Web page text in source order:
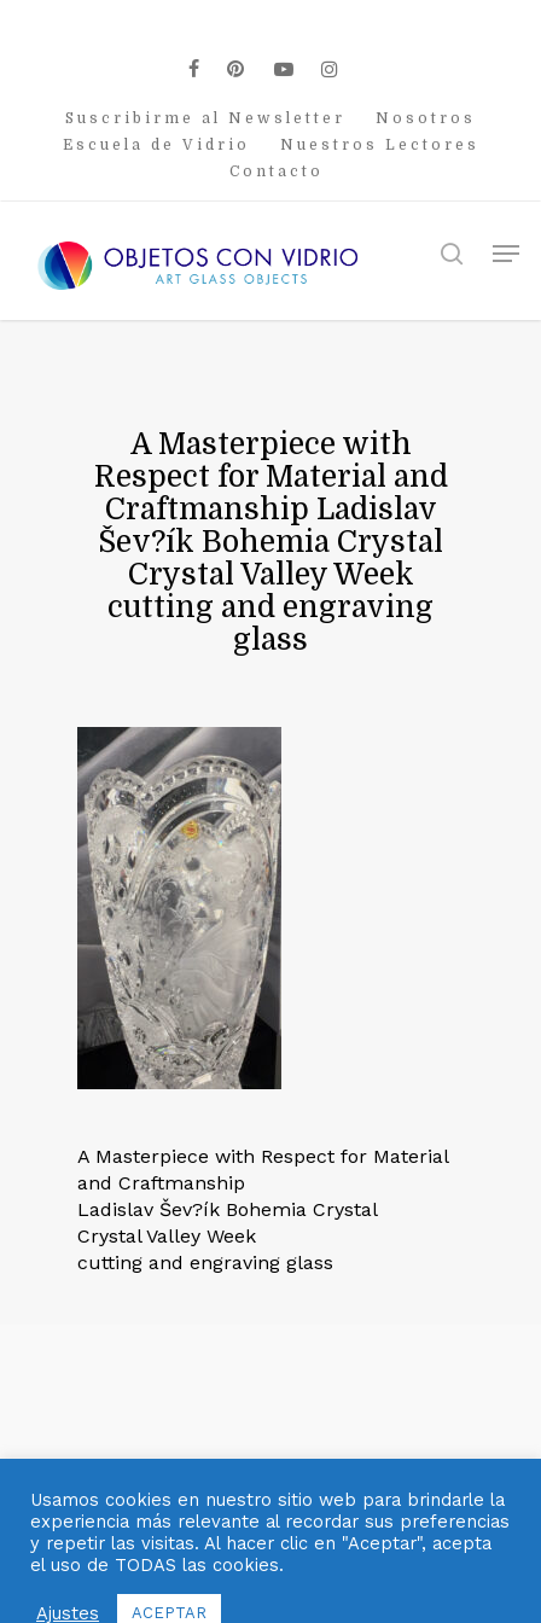
facebook
pinterest
youtubeinstagram
Suscribirme al Newsletter
Nosotros
Escuela de Vidrio
Nuestros Lectores
Contacto
search
A Masterpiece with
Respect for Material and
Craftmanship Ladislav
Šev?ík Bohemia Crystal
Crystal Valley Week
cutting and engraving
glass
A Masterpiece with Respect for Material
and Craftmanship
Ladislav Šev?ík Bohemia Crystal
Crystal Valley Week
cutting and engraving glass
© 2007- 2025 OBJETOS CON VIDRIO
Usamos cookies en nuestro sitio web para brindarle la
experiencia más relevante al recordar sus preferencias
y repetir las visitas. Al hacer clic en "Aceptar", acepta
el uso de TODAS las cookies.
Ajustes ACEPTAR